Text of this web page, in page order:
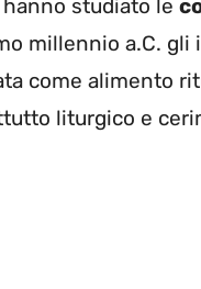
studiato le
millennio a.C. gli
come alimento
liturgico e